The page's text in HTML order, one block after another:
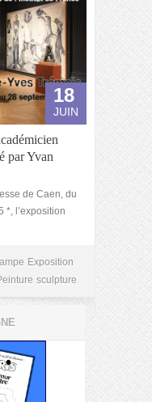
18
JUIN
par Yvan
de Caen, du
*, l’exposition
Exposition
sculpture